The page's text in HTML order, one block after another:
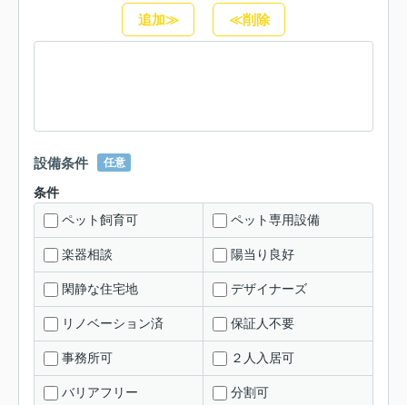
追加≫ ≪削除
設備条件 任意
条件
ペット飼育可
ペット専用設備
楽器相談 陽当り良好
閑静な住宅地 デザイナーズ
リノベーション済 保証人不要
事務所可 ２人入居可
バリアフリー 分割可